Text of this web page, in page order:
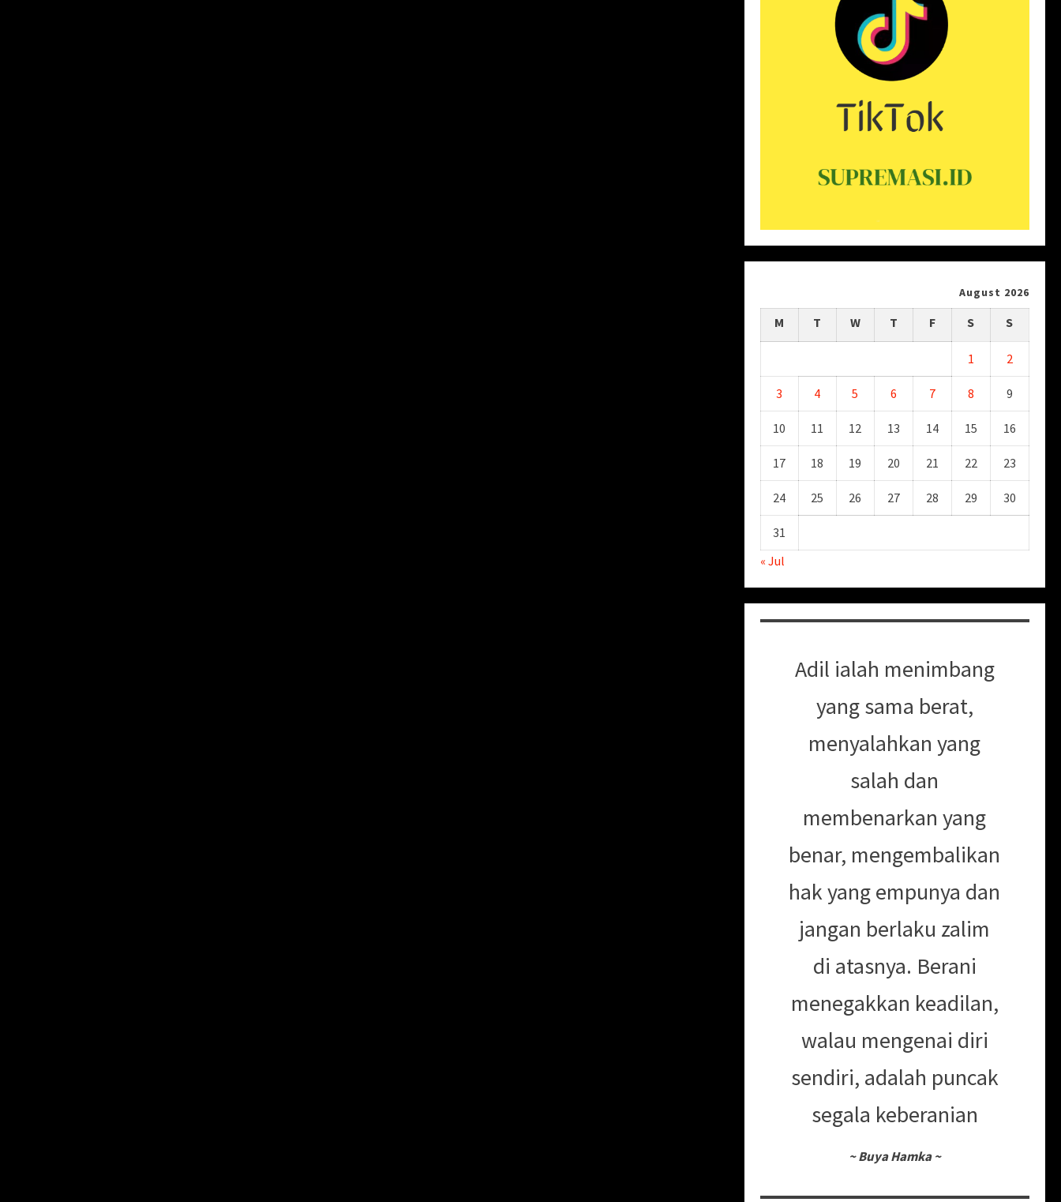
August 2026
M T W T F S S
1 2
3 4 5 6 7 8 9
10 11 12 13 14 15 16
17 18 19 20 21 22 23
24 25 26 27 28 29 30
31
« Jul
Adil ialah menimbang
yang sama berat,
menyalahkan yang
salah dan
membenarkan yang
benar, mengembalikan
hak yang empunya dan
jangan berlaku zalim
di atasnya. Berani
menegakkan keadilan,
walau mengenai diri
sendiri, adalah puncak
segala keberanian
~Buya Hamka ~